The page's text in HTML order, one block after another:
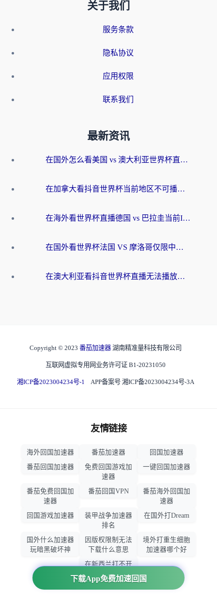
关于我们
服务条款
隐私协议
应用权限
联系我们
最新资讯
在国外怎么看美国 vs 澳大利亚世界杯直播？海外党必藏的中文解说观赛指南
在加拿大看抖音世界杯当前地区不可播放？海外党体育观赛终极指南
在海外看世界杯直播德国 vs 巴拉圭当前IP受限制？这篇指南帮你轻松解决地区限制
在国外看世界杯法国 VS 摩洛哥仅限中国大陆？别让地域限制拦下你的欢呼
在澳大利亚看抖音世界杯直播无法播放？海外党体育观赛终极指南来了！
下载App免费加速回国
Copyright © 2023 番茄加速器 湖南精准量科技有限公司
互联网虚拟专用网业务许可证 B1-20231050
湘ICP备2023004234号-1 APP备案号 湘ICP备2023004234号-3A
友情链接
海外回国加速器 番茄加速器
回国加速器
番茄回国加速器
免费回国游戏加
速器
一键回国加速器
番茄免费回国加
速器
番茄回国VPN
番茄海外回国加
速器
回国游戏加速器
装甲战争加速器
排名
在国外打Dream
国外什么加速器
玩暗黑破坏神
因版权限制无法
下载什么意思
境外打重生细胞
加速器哪个好
在新西兰打不开
大智慧怎么办